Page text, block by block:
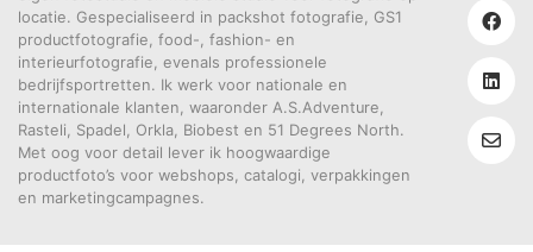
locatie. Gespecialiseerd in packshot fotografie, GS1
productfotografie, food-, fashion- en
interieurfotografie, evenals professionele
bedrijfsportretten. Ik werk voor nationale en
internationale klanten, waaronder A.S.Adventure,
Rasteli, Spadel, Orkla, Biobest en 51 Degrees North.
Met oog voor detail lever ik hoogwaardige
productfoto’s voor webshops, catalogi, verpakkingen
en marketingcampagnes.